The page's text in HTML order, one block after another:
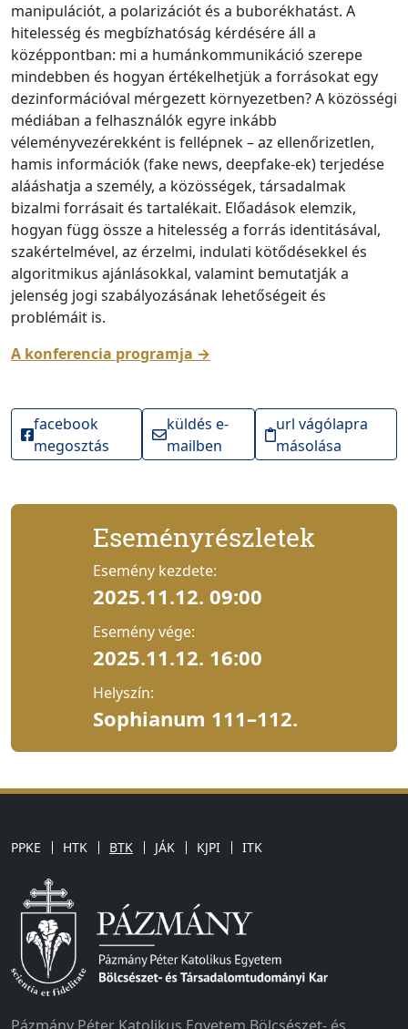
manipulációt, a polarizációt és a buborékhatást. A
hitelesség és megbízhatóság kérdésére áll a
középpontban: mi a humánkommunikáció szerepe
mindebben és hogyan értékelhetjük a forrásokat egy
dezinformációval mérgezett környezetben? A közösségi
médiában a felhasználók egyre inkább
véleményvezérekként is fellépnek – az ellenőrizetlen,
hamis információk (fake news, deepfake-ek) terjedése
alááshatja a személy, a közösségek, társadalmak
bizalmi forrásait és tartalékait. Előadások elemzik,
hogyan függ össze a hitelesség a forrás identitásával,
szakértelmével, az érzelmi, indulati kötődésekkel és
algoritmikus ajánlásokkal, valamint bemutatják a
jelenség jogi szabályozásának lehetőségeit és
problémáit is.
A konferencia programja →
facebook
megosztás
küldés e-
mailben
url vágólapra
másolása
Eseményrészletek
Esemény kezdete:
2025.11.12. 09:00
Esemény vége:
2025.11.12. 16:00
Helyszín:
Sophianum 111–112.
PPKE HTK BTK JÁK KJPI ITK